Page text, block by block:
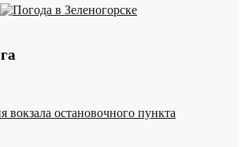
вокзала остановочного пункта